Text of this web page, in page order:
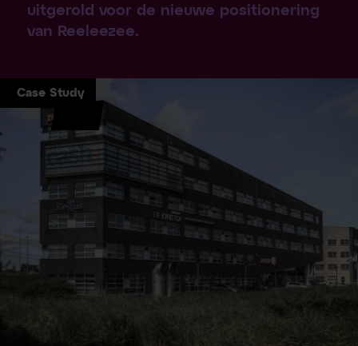
uitgerold voor de nieuwe positionering
van Reeleezee.
Case Study